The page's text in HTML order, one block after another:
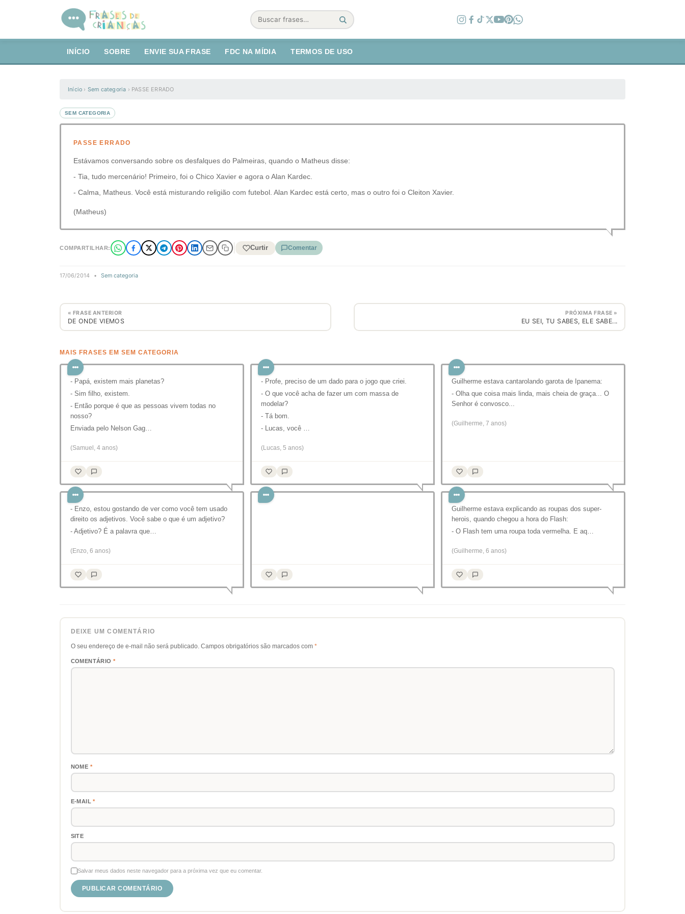
Buscar
INÍCIO SOBRE ENVIE SUA FRASE FDC NA MÍDIA TERMOS DE USO
Início › Sem categoria › PASSE ERRADO
SEM CATEGORIA
PASSE ERRADO
Estávamos conversando sobre os desfalques do Palmeiras, quando o Matheus disse:
- Tia, tudo mercenário! Primeiro, foi o Chico Xavier e agora o Alan Kardec.
- Calma, Matheus. Você está misturando religião com futebol. Alan Kardec está certo, mas o outro foi o Cleiton Xavier.
(Matheus)
COMPARTILHAR: Curtir Comentar
17/06/2014 • Sem categoria
« FRASE ANTERIOR
DE ONDE VIEMOS
PRÓXIMA FRASE »
EU SEI, TU SABES, ELE SABE...
MAIS FRASES EM SEM CATEGORIA
- Papá, existem mais planetas?
- Sim filho, existem.
- Então porque é que as pessoas vivem todas no
nosso?
Enviada pelo Nelson Gag…
(Samuel, 4 anos)
- Profe, preciso de um dado para o jogo que criei.
- O que você acha de fazer um com massa de
modelar?
- Tá bom.
- Lucas, você …
(Lucas, 5 anos)
Guilherme estava cantarolando garota de Ipanema:
- Olha que coisa mais linda, mais cheia de graça... O
Senhor é convosco...
(Guilherme, 7 anos)
- Enzo, estou gostando de ver como você tem usado
direito os adjetivos. Você sabe o que é um adjetivo?
- Adjetivo? É a palavra que…
(Enzo, 6 anos)
Guilherme estava explicando as roupas dos super-
herois, quando chegou a hora do Flash:
- O Flash tem uma roupa toda vermelha. E aq…
(Guilherme, 6 anos)
DEIXE UM COMENTÁRIO
O seu endereço de e-mail não será publicado. Campos obrigatórios são marcados com *
COMENTÁRIO *
NOME *
E-MAIL*
SITE
Salvar meus dados neste navegador para a próxima vez que eu comentar.